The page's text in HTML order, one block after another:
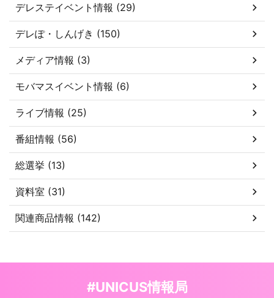
デレステイベント情報 (29)
デレぽ・しんげき (150)
メディア情報 (3)
モバマスイベント情報 (6)
ライブ情報 (25)
番組情報 (56)
総選挙 (13)
資料室 (31)
関連商品情報 (142)
#UNICUS情報局